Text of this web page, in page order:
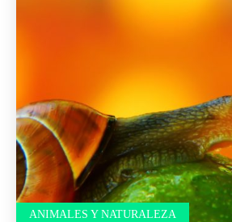
ANIMALES Y NATURALEZA